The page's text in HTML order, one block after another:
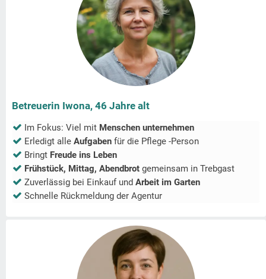
Betreuerin Iwona, 46 Jahre alt
Im Fokus: Viel mit Menschen unternehmen
Erledigt alle Aufgaben für die Pflege -Person
Bringt Freude ins Leben
Frühstück, Mittag, Abendbrot gemeinsam in Trebgast
Zuverlässig bei Einkauf und Arbeit im Garten
Schnelle Rückmeldung der Agentur